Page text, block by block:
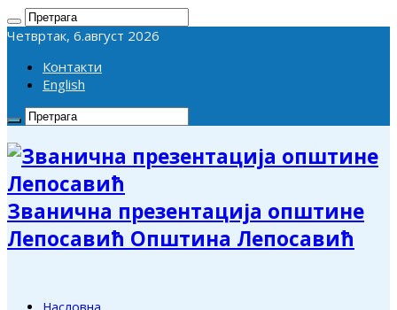
Четвртак, 6.август 2026
Контакти
English
Званична презентација општине
Лепосавић Општина Лепосавић